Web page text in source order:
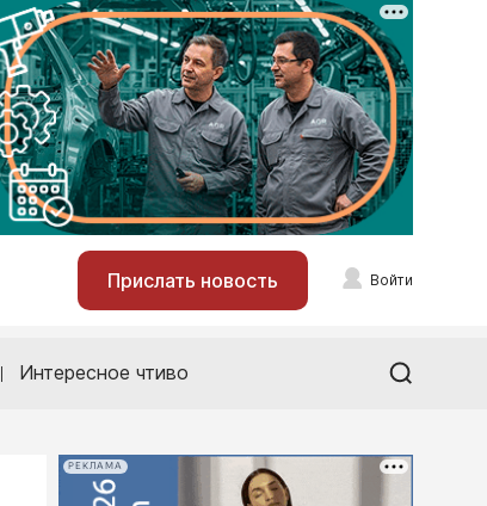
Прислать новость Войти
Интересное чтиво
РЕКЛАМА